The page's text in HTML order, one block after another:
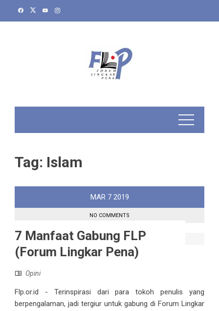
Tag: Islam
MAR 7 2019
NO COMMENTS
7 Manfaat Gabung FLP
(Forum Lingkar Pena)
Opini
Flp.or.id - Terinspirasi dari para tokoh penulis yang
berpengalaman, jadi tergiur untuk gabung di Forum Lingkar